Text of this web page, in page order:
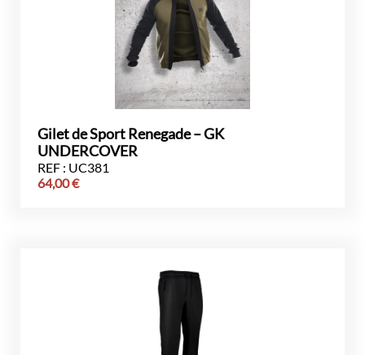
Gilet de Sport Renegade – GK
UNDERCOVER
REF : UC381
64,00€